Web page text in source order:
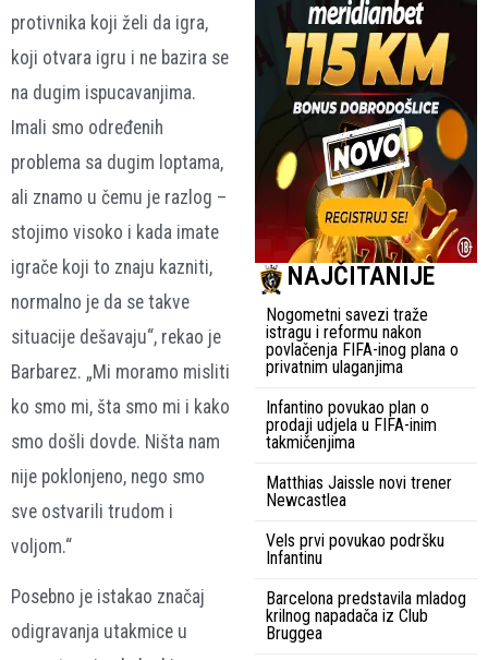
protivnika koji želi da igra,
koji otvara igru i ne bazira se
na dugim ispucavanjima.
Imali smo određenih
problema sa dugim loptama,
ali znamo u čemu je razlog –
stojimo visoko i kada imate
igrače koji to znaju kazniti,
normalno je da se takve
situacije dešavaju“, rekao je
Barbarez. „Mi moramo misliti
ko smo mi, šta smo mi i kako
smo došli dovde. Ništa nam
nije poklonjeno, nego smo
sve ostvarili trudom i
voljom.“
Posebno je istakao značaj
odigravanja utakmice u
NAJČITANIJE
Nogometni savezi traže
istragu i reformu nakon
povlačenja FIFA-inog plana o
privatnim ulaganjima
Infantino povukao plan o
prodaji udjela u FIFA-inim
takmičenjima
Matthias Jaissle novi trener
Newcastlea
Vels prvi povukao podršku
Infantinu
Barcelona predstavila mladog
krilnog napadača iz Club
Bruggea